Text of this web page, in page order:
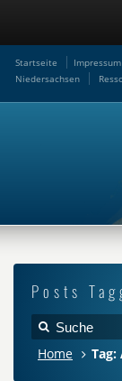
Startseite Impressum
Niedersachsen
Posts
Home Tag: